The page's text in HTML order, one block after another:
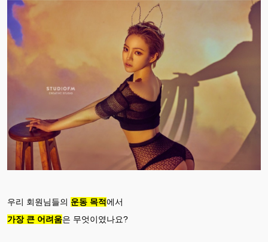
우리 회원님들의 운동 목적에서
가장 큰 어려움은 무엇이였나요?